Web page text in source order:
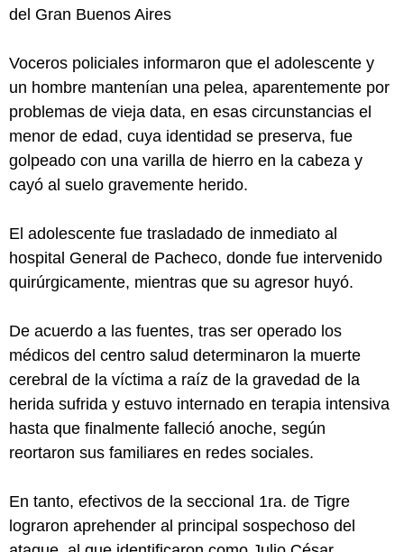
del Gran Buenos Aires
Voceros policiales informaron que el adolescente y
un hombre mantenían una pelea, aparentemente por
problemas de vieja data, en esas circunstancias el
menor de edad, cuya identidad se preserva, fue
golpeado con una varilla de hierro en la cabeza y
cayó al suelo gravemente herido.
El adolescente fue trasladado de inmediato al
hospital General de Pacheco, donde fue intervenido
quirúrgicamente, mientras que su agresor huyó.
De acuerdo a las fuentes, tras ser operado los
médicos del centro salud determinaron la muerte
cerebral de la víctima a raíz de la gravedad de la
herida sufrida y estuvo internado en terapia intensiva
hasta que finalmente falleció anoche, según
reortaron sus familiares en redes sociales.
En tanto, efectivos de la seccional 1ra. de Tigre
lograron aprehender al principal sospechoso del